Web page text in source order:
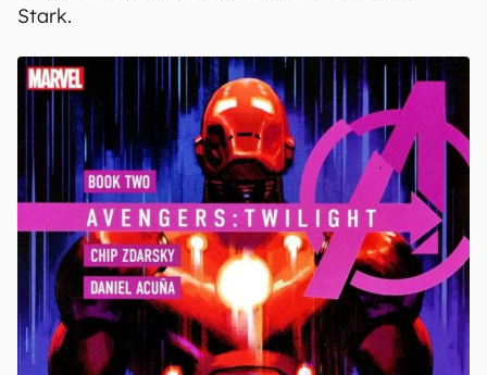
Stark.